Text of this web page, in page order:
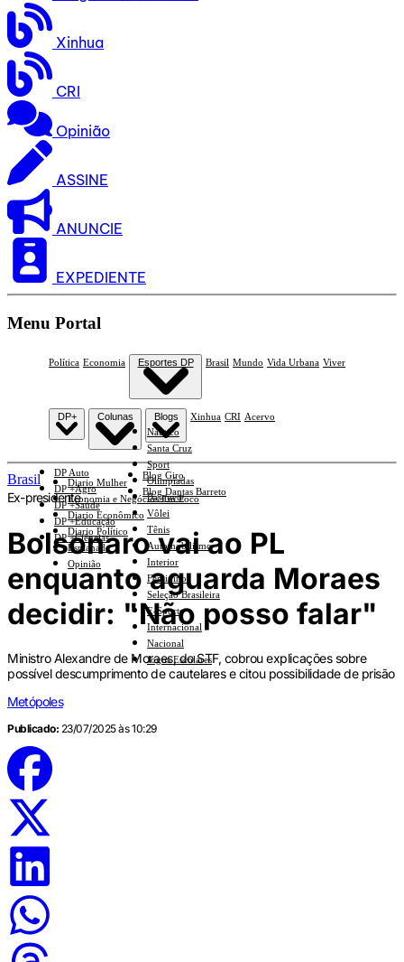
Xinhua
CRI
Opinião
ASSINE
ANUNCIE
EXPEDIENTE
Menu Portal
Política Economia Esportes DP
Náutico
Santa Cruz
Sport
Olimpíadas
Basquete
Vôlei
Tênis
Automobilismo
Interior
Feminino
Seleção Brasileira
E-Sports
Internacional
Nacional
Jogos Escolares
Brasil Mundo Vida Urbana Viver
DP+
DP Auto
DP +Agro
DP +Saúde
DP +Educação
DP +Ciências
Colunas
Diario Mulher
Economia e Negócios Em Foco
Diario Econômico
Diario Político
Esplanada
Opinião
Blogs
Blog Giro
Blog Dantas Barreto
Xinhua CRI Acervo
Brasil
Ex-presidente
Bolsonaro vai ao PL
enquanto aguarda Moraes
decidir: "Não posso falar"
Ministro Alexandre de Moraes, do STF, cobrou explicações sobre
possível descumprimento de cautelares e citou possibilidade de prisão
Metópoles
Publicado: 23/07/2025 às 10:29